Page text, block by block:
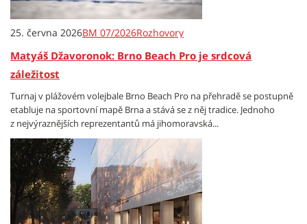
25. června 2026BM 07/2026Rozhovory
Matyáš Džavoronok: Brno Beach Pro je srdcová
záležitost
Turnaj v plážovém volejbale Brno Beach Pro na přehradě se postupně
etabluje na sportovní mapě Brna a stává se z něj tradice. Jednoho
z nejvýraznějších reprezentantů má jihomoravská...